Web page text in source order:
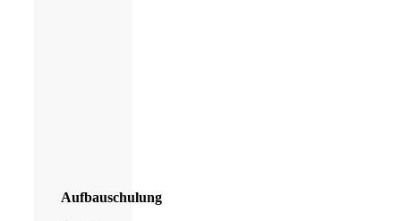
Aufbauschulung